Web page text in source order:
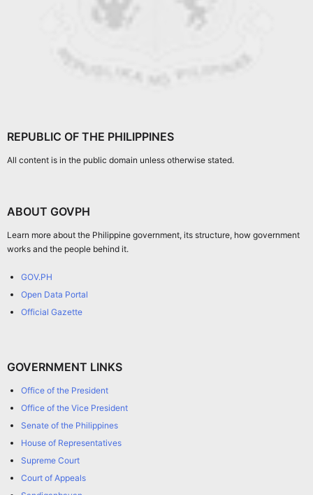
REPUBLIC OF THE PHILIPPINES
All content is in the public domain unless otherwise stated.
ABOUT GOVPH
Learn more about the Philippine government, its structure, how government
works and the people behind it.
GOV.PH
Open Data Portal
Official Gazette
GOVERNMENT LINKS
Office of the President
Office of the Vice President
Senate of the Philippines
House of Representatives
Supreme Court
Court of Appeals